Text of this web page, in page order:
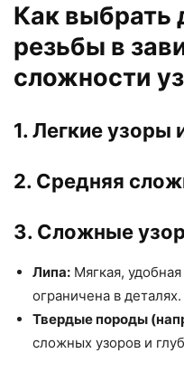
Как выбрать
резьбы в
сложности
1. Легкие узоры
2. Средняя
3. Сложные
Липа: Мягкая,
ограничена в деталях.
Твердые породы
сложных узоров и